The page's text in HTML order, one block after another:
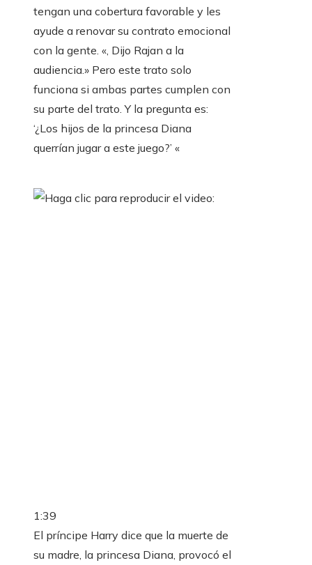
tengan una cobertura favorable y les
ayude a renovar su contrato emocional
con la gente. «, Dijo Rajan a la
audiencia.» Pero este trato solo
funciona si ambas partes cumplen con
su parte del trato. Y la pregunta es:
‘¿Los hijos de la princesa Diana
querrían jugar a este juego?’ «
1:39
El príncipe Harry dice que la muerte de
su madre, la princesa Diana, provocó el